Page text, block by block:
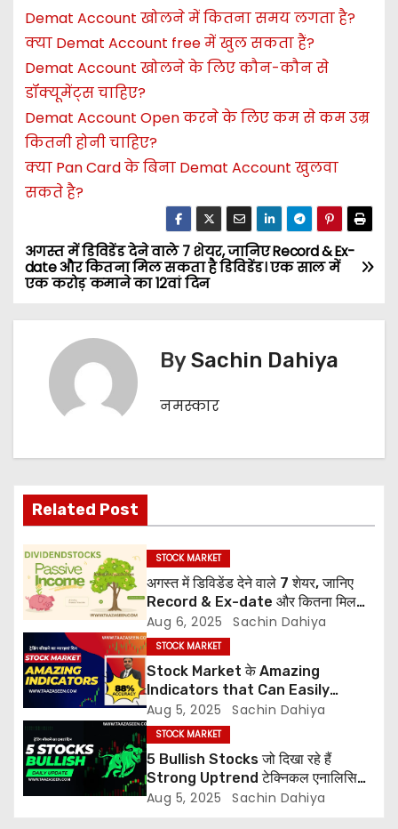
Demat Account खोलने में कितना समय लगता है?
क्या Demat Account free में खुल सकता हैं?
Demat Account खोलने के लिए कौन-कौन से
डॉक्यूमेंट्स चाहिए?
Demat Account Open करने के लिए कम से कम उम्र
कितनी होनी चाहिए?
क्या Pan Card के बिना Demat Account खुलवा
सकते है?
P
o
v
i
g
a
t
i
o
n
अगस्त में डिविडेंड देने वाले 7 शेयर, जानिए Record & Ex-
date और कितना मिल सकता है डिविडेंड। एक साल में
एक करोड़ कमाने का 12वां दिन
BySachin Dahiya
नमस्कार
Related Post
STOCK MARKET
अगस्त में डिविडेंड देने वाले 7 शेयर, जानिए
Record & Ex-date और कितना मिल
सकता है डिविडेंड। एक साल में एक करोड़
कमाने का 12वां दिन
Aug 6, 2025 Sachin Dahiya
STOCK MARKET
Stock Market के Amazing
Indicators that Can Easily
Catch the Trend. एक साल में एक
करोड़ कमाने का ग्यारहवां दिन
Aug 5, 2025 Sachin Dahiya
STOCK MARKET
5 Bullish Stocks जो दिखा रहे हैं
Strong Uptrend टेक्निकल एनालिसिस
के साथ। एक साल में एक करोड़ कमाने का
Aug 5, 2025 Sachin Dahiya